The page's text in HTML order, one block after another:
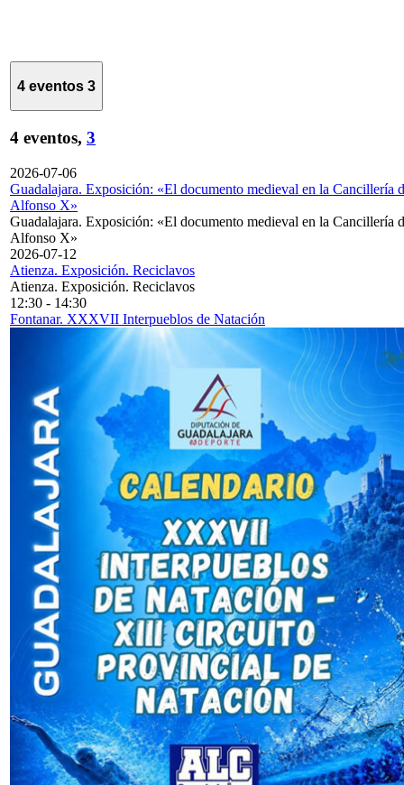
4 eventos 3
4 eventos, 3
2026-07-06
Guadalajara. Exposición: «El documento medieval en la Cancillería
Alfonso X»
Guadalajara. Exposición: «El documento medieval en la Cancillería
Alfonso X»
2026-07-12
Atienza. Exposición. Reciclavos
Atienza. Exposición. Reciclavos
12:30 - 14:30
Fontanar. XXXVII Interpueblos de Natación